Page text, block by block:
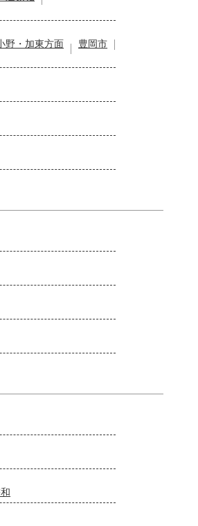
野・加東方面
豊岡市